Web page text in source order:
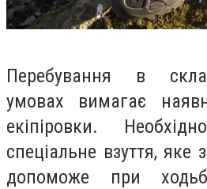
Перебування в
умовах вимагає
екіпіровки.
спеціальне взуття, яке
допоможе при